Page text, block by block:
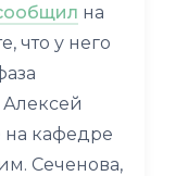
на
что у него
на кафедре
Сеченова,